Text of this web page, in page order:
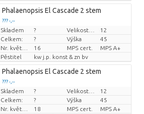
Phalaenopsis El Cascade 2 stem
??? -,--
Cena za kus
Skladem ?
12
Celkem:
? Výška
45
Nr. květináč
16 MPS cert.
MPS A+
Pěstitel
kw j.p. konst & zn bv
Phalaenopsis El Cascade 2 stem
??? -,--
Cena za kus
Skladem ?
12
Celkem:
? Výška
45
Nr. květináč
18 MPS cert.
MPS A+